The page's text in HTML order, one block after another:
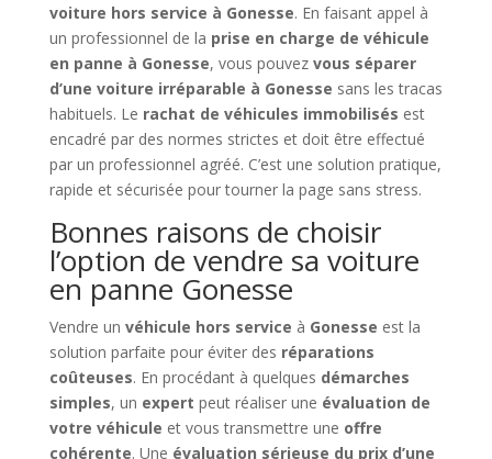
voiture hors service à Gonesse. En faisant appel à
un professionnel de la prise en charge de véhicule
en panne à Gonesse, vous pouvez vous séparer
d’une voiture irréparable à Gonesse sans les tracas
habituels. Le rachat de véhicules immobilisés est
encadré par des normes strictes et doit être effectué
par un professionnel agréé. C’est une solution pratique,
rapide et sécurisée pour tourner la page sans stress.
Bonnes raisons de choisir
l’option de vendre sa voiture
en panne Gonesse
Vendre un véhicule hors service à Gonesse est la
solution parfaite pour éviter des réparations
coûteuses. En procédant à quelques démarches
simples, un expert peut réaliser une évaluation de
votre véhicule et vous transmettre une offre
cohérente. Une évaluation sérieuse du prix d’une